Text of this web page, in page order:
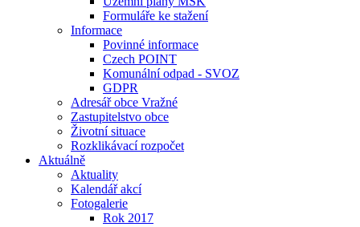
Formuláře ke stažení
Informace
Povinné informace
Czech POINT
Komunální odpad - SVOZ
GDPR
Adresář obce Vražné
Zastupitelstvo obce
Životní situace
Rozklikávací rozpočet
Aktuálně
Aktuality
Kalendář akcí
Fotogalerie
Rok 2017